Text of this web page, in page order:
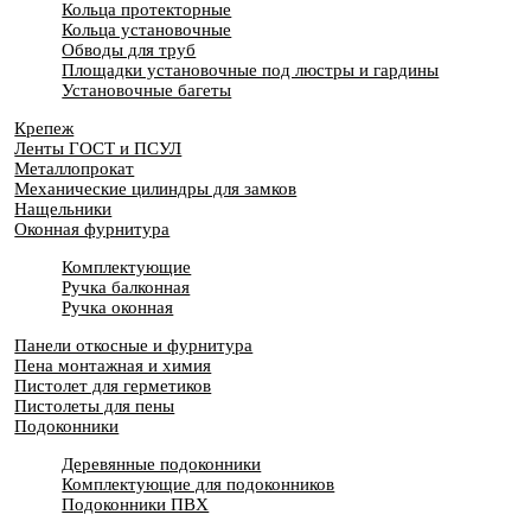
Кольца протекторные
Кольца установочные
Обводы для труб
Площадки установочные под люстры и гардины
Установочные багеты
Крепеж
Ленты ГОСТ и ПСУЛ
Металлопрокат
Механические цилиндры для замков
Нащельники
Оконная фурнитура
Комплектующие
Ручка балконная
Ручка оконная
Панели откосные и фурнитура
Пена монтажная и химия
Пистолет для герметиков
Пистолеты для пены
Подоконники
Деревянные подоконники
Комплектующие для подоконников
Подоконники ПВХ